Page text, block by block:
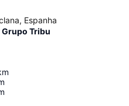
Espanha
Tribu